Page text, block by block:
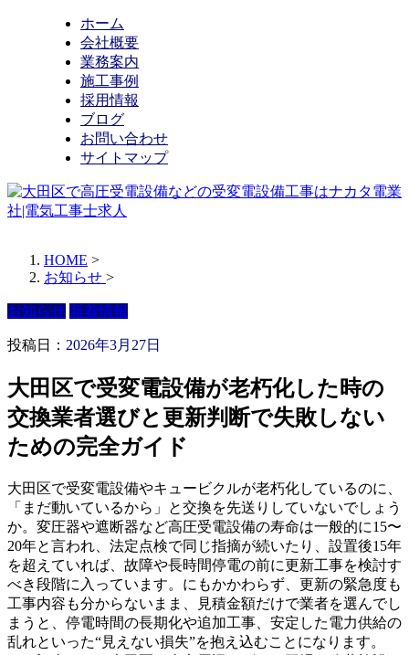
ホーム
会社概要
業務案内
施工事例
採用情報
ブログ
お問い合わせ
サイトマップ
HOME >
お知らせ >
お知らせ 新着情報
投稿日： 2026年3月27日
大田区で受変電設備が老朽化した時の
交換業者選びと更新判断で失敗しない
ための完全ガイド
大田区で受変電設備やキュービクルが老朽化しているのに、
「まだ動いているから」と交換を先送りしていないでしょう
か。変圧器や遮断器など高圧受電設備の寿命は一般的に15〜
20年と言われ、法定点検で同じ指摘が続いたり、設置後15年
を超えていれば、故障や長時間停電の前に更新工事を検討す
べき段階に入っています。にもかかわらず、更新の緊急度も
工事内容も分からないまま、見積金額だけで業者を選んでし
まうと、停電時間の長期化や追加工事、安定した電力供給の
乱れといった“見えない損失”を抱え込むことになります。